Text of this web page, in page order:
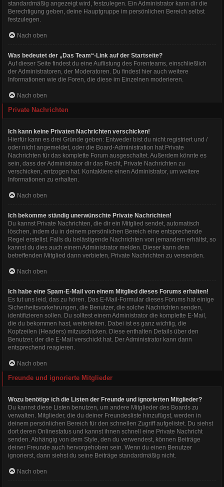
standardmäßig angezeigt wird, festzulegen. Ein Administrator kann dir die
Berechtigung geben, deine Hauptgruppe im persönlichen Bereich selbst
festzulegen.
Nach oben
Was bedeutet der „Das Team“-Link auf der Startseite?
Auf dieser Seite findest du eine Auflistung des Forenteams, einschließlich
der Administratoren, der Moderatoren. Du findest hier auch weitere
Informationen wie die Foren, die diese im Einzelnen moderieren.
Nach oben
Private Nachrichten
Ich kann keine Privaten Nachrichten verschicken!
Hierfür kann es drei Gründe geben: Entweder bist du nicht registriert und /
oder nicht angemeldet, oder die Board-Administration hat Private
Nachrichten für das komplette Forum ausgeschaltet. Außerdem könnte es
sein, dass der Administrator dir das Recht, Private Nachrichten zu
verschicken, entzogen hat. Kontaktiere einen Administrator, um weitere
Informationen zu erhalten.
Nach oben
Ich bekomme ständig unerwünschte Private Nachrichten!
Du kannst Private Nachrichten, die dir ein Mitglied sendet, automatisch
löschen, indem du in deinem persönlichen Bereich eine entsprechende
Regel erstellst. Falls du belästigende Nachrichten von jemandem erhältst, so
kannst du dies auch einem Administrator melden. Dieser kann dem
betreffenden Mitglied dann verbieten, Private Nachrichten zu versenden.
Nach oben
Ich habe eine Spam-E-Mail von einem Mitglied dieses Forums erhalten!
Es tut uns leid, das zu hören. Das E-Mail-Formular dieses Forums hat einige
Sicherheitsvorkehrungen, die Benutzer, die solche Nachrichten senden,
identifizieren sollen. Du solltest einem Administrator die komplette E-Mail,
die du bekommen hast, weiterleiten. Dabei ist es ganz wichtig, die
Kopfzeilen (Headers) mitzuschicken. Diese enthalten Details über den
Benutzer, der die E-Mail verschickt hat. Der Administrator kann dann
entsprechend reagieren.
Nach oben
Freunde und ignorierte Mitglieder
Wozu benötige ich die Listen der Freunde und ignorierten Mitglieder?
Du kannst diese Listen benutzen, um andere Mitglieder des Boards zu
verwalten. Mitglieder, die du deiner Freundesliste hinzufügst, werden in
deinem persönlichen Bereich für den schnellen Zugriff aufgelistet. Du siehst
dort deren Onlinestatus und kannst ihnen schnell eine Private Nachricht
senden. Abhängig von dem Style, den du verwendest, können Beiträge
deiner Freunde auch hervorgehoben sein. Wenn du einen Benutzer
ignorierst, dann siehst du seine Beiträge standardmäßig nicht.
Nach oben